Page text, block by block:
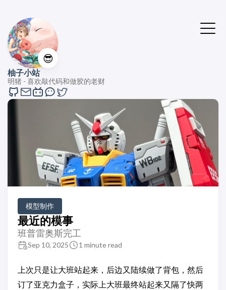
😎
柚子小站
明猪 - 喜欢敲代码和做胶的老财
模型制作
最近的模事
班普雷奥斯完工
Sep 10, 2025 1 minute read
上次只是让大班站起来，后边又陆续做了背包，然后
订了亚克力盒子，实际上大班最终站起来又隔了快两